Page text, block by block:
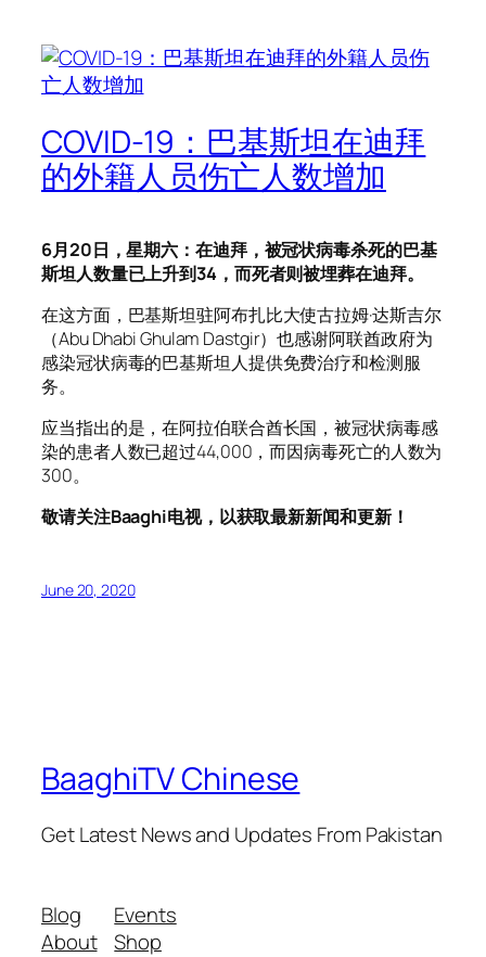
COVID-19：巴基斯坦在迪拜
的外籍人员伤亡人数增加
6月20日，星期六：在迪拜，被冠状病毒杀死的巴基
斯坦人数量已上升到34，而死者则被埋葬在迪拜。
在这方面，巴基斯坦驻阿布扎比大使古拉姆·达斯吉尔
（Abu Dhabi Ghulam Dastgir）也感谢阿联酋政府为
感染冠状病毒的巴基斯坦人提供免费治疗和检测服
务。
应当指出的是，在阿拉伯联合酋长国，被冠状病毒感
染的患者人数已超过44,000，而因病毒死亡的人数为
300。
敬请关注Baaghi电视，以获取最新新闻和更新！
June 20, 2020
BaaghiTV Chinese
Get Latest News and Updates From Pakistan
Blog
About
Events
Shop